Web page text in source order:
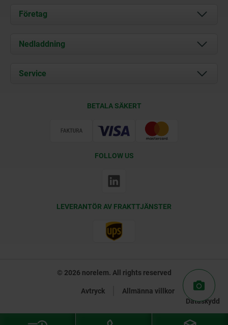
Företag
Om oss
Kontakt
Nedladdning
Service
BETALA SÄKERT
FOLLOW US
LEVERANTÖR AV FRAKTTJÄNSTER
© 2026 norelem. All rights reserved
Avtryck
Allmänna villkor
Dataskydd